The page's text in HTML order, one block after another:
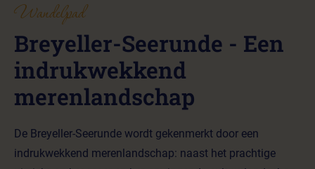
Wandelpad
Breyeller-Seerunde - Een
indrukwekkend
merenlandschap
De Breyeller-Seerunde wordt gekenmerkt door een
indrukwekkend merenlandschap: naast het prachtige